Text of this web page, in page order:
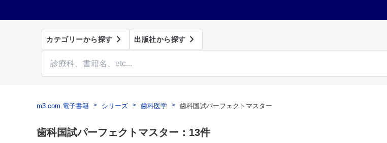
カテゴリーから探す  出版社から探す 
m3.com 電子書籍 シリーズ 歯科医学 歯科国試パーフェクトマスター
歯科国試パーフェクトマスター：13件